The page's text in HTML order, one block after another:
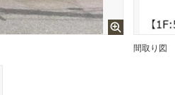
間取り図